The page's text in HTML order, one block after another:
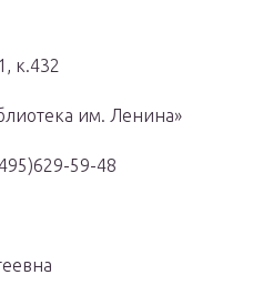
к.432
им. Ленина»
59-48